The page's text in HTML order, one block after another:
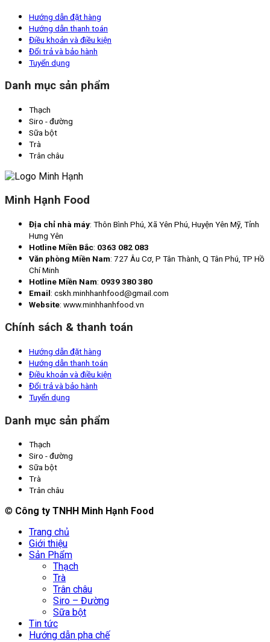
Hướng dẫn đặt hàng
Hướng dẫn thanh toán
Điều khoản và điều kiện
Đổi trả và bảo hành
Tuyển dụng
Danh mục sản phẩm
Thạch
Siro - đường
Sữa bột
Trà
Trân châu
Minh Hạnh Food
Địa chỉ nhà máy: Thôn Bình Phú, Xã Yên Phú, Huyện Yên Mỹ, Tỉnh
Hưng Yên
Hotline Miền Bắc: 0363 082 083
Văn phòng Miền Nam: 727 Âu Cơ, P Tân Thành, Q Tân Phú, TP Hồ
Chí Minh
Hotline Miền Nam: 0939 380 380
Email: cskh.minhhanhfood@gmail.com
Website: www.minhhanhfood.vn
Chính sách & thanh toán
Hướng dẫn đặt hàng
Hướng dẫn thanh toán
Điều khoản và điều kiện
Đổi trả và bảo hành
Tuyển dụng
Danh mục sản phẩm
Thạch
Siro - đường
Sữa bột
Trà
Trân châu
© Công ty TNHH Minh Hạnh Food
Trang chủ
Giới thiệu
Sản Phẩm
Thạch
Trà
Trân châu
Siro – Đường
Sữa bột
Tin tức
Hướng dẫn pha chế